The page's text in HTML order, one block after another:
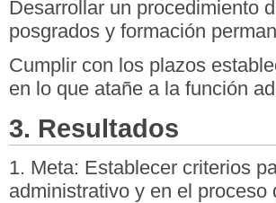
Desarrollar un procedimiento
posgrados y formación
Cumplir con los plazos
en lo que atañe a la función
3. Resultados
1. Meta: Establecer criterios
administrativo y en el proceso